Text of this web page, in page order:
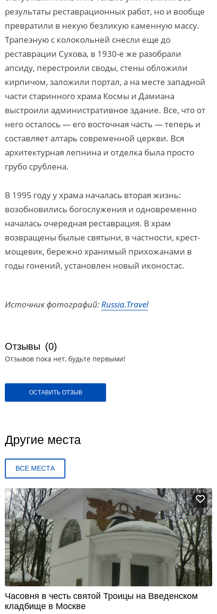
результаты реставрационных работ, но и вообще
превратили в некую безликую каменную массу.
Трапезную с колокольней снесли еще до
реставрации Сухова, в 1930-е же разобрали
апсиду, перестроили своды, стены обложили
кирпичом, заложили портал, а на месте западной
части старинного храма Космы и Дамиана
выстроили административное здание. Все, что от
него осталось — его восточная часть — теперь и
составляет алтарь современной церкви. Вся
архитектурная лепнина и отделка была просто
грубо срублена.
В 1995 году у храма началась вторая жизнь:
возобновились богослужения и одновременно
началась очередная реставрация. В храм
возвращены былые святыни, в частности, крест-
мощевик, бережно хранимый прихожанами в
годы гонений, установлен новый иконостас.
Источник фотографий:Russia.Travel
Отзывы (0)
Отзывов пока нет, будьте первыми!
ОСТАВИТЬ ОТЗЫВ
Другие места
ВСЕ МЕСТА
Часовня в честь святой Троицы на Введенском
кладбище в Москве